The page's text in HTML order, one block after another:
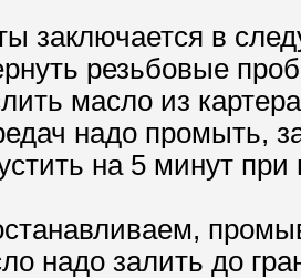
заключается в
резьбовые
масло из
надо промыть,
на 5 минут
надо залить до